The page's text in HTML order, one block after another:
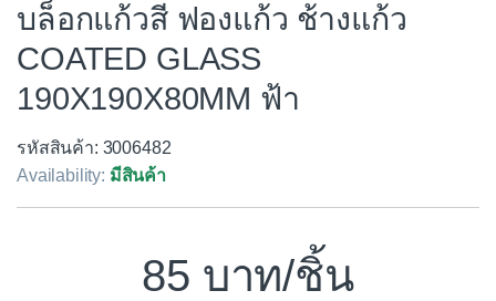
บล็อกแก้วสี ฟองแก้ว ช้างแก้ว
COATED GLASS
190X190X80MM ฟ้า
รหัสสินค้า: 3006482
Availability: มีสินค้า
85 /ชิ้น